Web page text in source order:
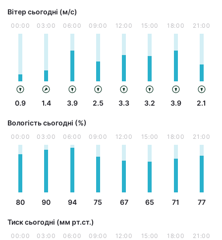
Вітер сьогодні (м/с)
00:00
0.9
03:00
1.4
06:00
3.9
09:00
2.5
12:00
3.3
15:00
3.2
18:00
3.9
21:00
2.1
Вологість сьогодні (%)
00:00
80
03:00
90
06:00
94
09:00
75
12:00
67
15:00
65
18:00
71
21:00
77
Тиск сьогодні (мм рт.ст.)
00:00 03:00 06:00 09:00 12:00 15:00 18:00 21:00